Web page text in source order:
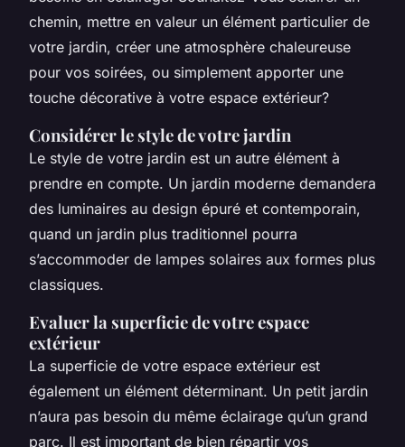
chemin, mettre en valeur un élément particulier de
votre jardin, créer une atmosphère chaleureuse
pour vos soirées, ou simplement apporter une
touche décorative à votre espace extérieur?
Considérer le style de votre jardin
Le style de votre jardin est un autre élément à
prendre en compte. Un jardin moderne demandera
des luminaires au design épuré et contemporain,
quand un jardin plus traditionnel pourra
s’accommoder de lampes solaires aux formes plus
classiques.
Evaluer la superficie de votre espace
extérieur
La superficie de votre espace extérieur est
également un élément déterminant. Un petit jardin
n’aura pas besoin du même éclairage qu’un grand
parc. Il est important de bien répartir vos